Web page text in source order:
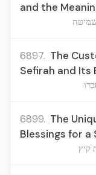
and the
6897. The
Sefirah and Its
6899. The
Blessings for a
קיץ